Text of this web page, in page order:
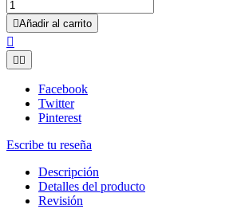
Añadir al carrito

 
Facebook
Twitter
Pinterest
Escribe tu reseña
Descripción
Detalles del producto
Revisión